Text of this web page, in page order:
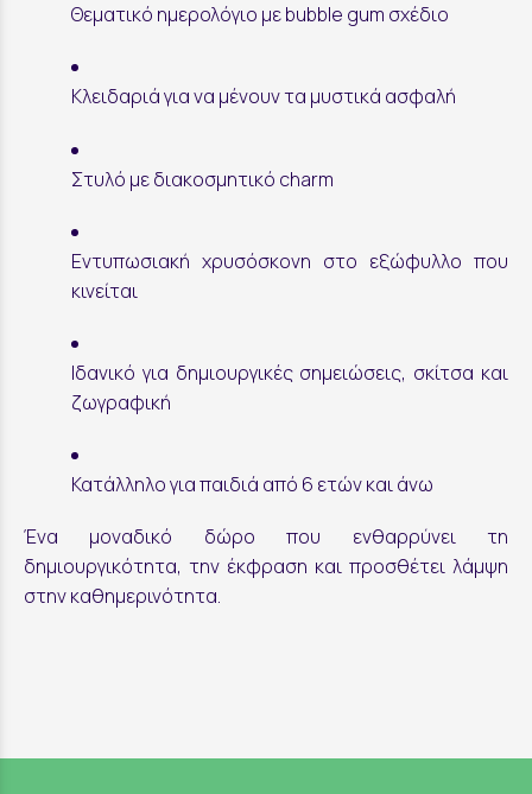
Θεματικό ημερολόγιο με bubble gum σχέδιο
Κλειδαριά για να μένουν τα μυστικά ασφαλή
Στυλό με διακοσμητικό charm
Εντυπωσιακή χρυσόσκονη στο εξώφυλλο που
κινείται
Ιδανικό για δημιουργικές σημειώσεις, σκίτσα και
ζωγραφική
Κατάλληλο για παιδιά από 6 ετών και άνω
Ένα μοναδικό δώρο που ενθαρρύνει τη
δημιουργικότητα, την έκφραση και προσθέτει λάμψη
στην καθημερινότητα.